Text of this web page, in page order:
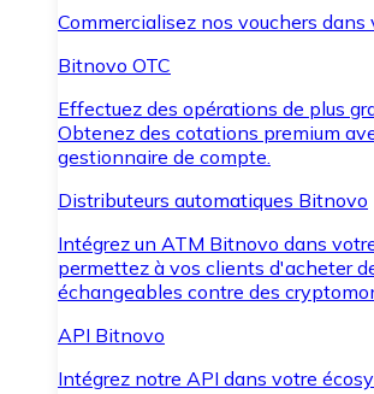
Commercialisez nos vouchers dans
Bitnovo OTC
Effectuez des opérations de plus
Obtenez des cotations premium
gestionnaire de compte.
Distributeurs automatiques Bitnovo
Intégrez un ATM Bitnovo dans
permettez à vos clients d'acheter
échangeables contre des
API Bitnovo
Intégrez notre API dans votre